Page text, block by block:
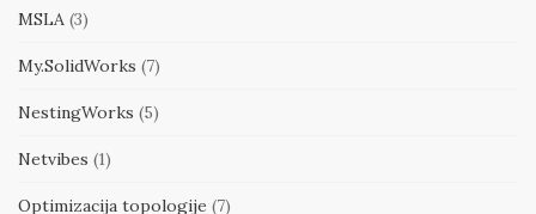
MSLA (3)
My.SolidWorks (7)
NestingWorks (5)
Netvibes (1)
Optimizacija topologije (7)